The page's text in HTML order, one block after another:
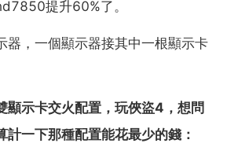
提升60%了。
器，一個顯示器接其中一根顯示卡
顯示卡交火配置，玩俠盜4，想問
計一下那種配置能花最少的錢：